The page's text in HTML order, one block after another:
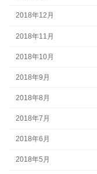
2018年12月
2018年11月
2018年10月
2018年9月
2018年8月
2018年7月
2018年6月
2018年5月